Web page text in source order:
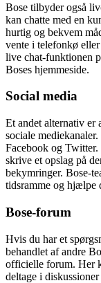
Bose tilbyder også
kan chatte med en
hurtig og bekvem
vente i telefonkø
live chat-funktionen
Boses hjemmeside.
Social media
Et andet alternativ er
sociale
Facebook og Twitter.
skrive et opslag på
bekymringer. Bose-
tidsramme og hjælpe
Bose-forum
Hvis du har et
behandlet af andre
officielle forum. Her
deltage i